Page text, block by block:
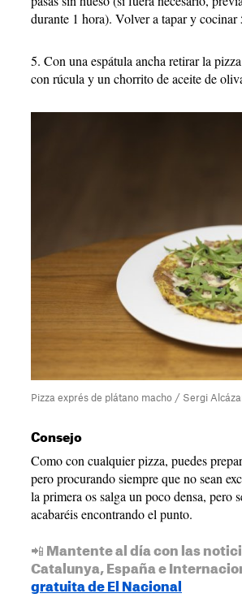
durante 1 hora). Volver a tapar y cocinar
5. Con una espátula ancha retirar la
con rúcula y un chorrito de aceite de
Pizza exprés de plátano macho / Sergi
Consejo
Como con cualquier pizza, puedes
pero procurando siempre que no sean
la primera os salga un poco densa, pero
acabaréis encontrando el punto.
📲 Mantente al día con las
Catalunya, España e
gratuita de El Nacional